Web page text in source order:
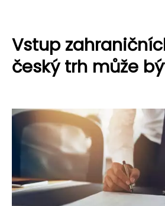
Vstup
český trh může